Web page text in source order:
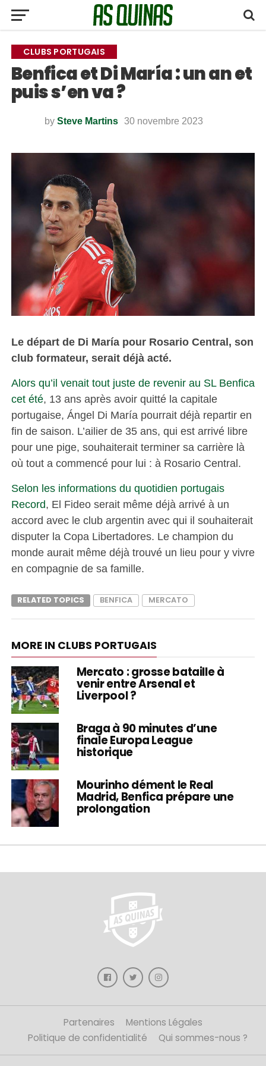
CLUBS PORTUGAIS
Benfica et Di María : un an et
puis s’en va ?
by Steve Martins 30 novembre 2023
Le départ de Di María pour Rosario Central, son
club formateur, serait déjà acté.
Alors qu’il venait tout juste de revenir au SL Benfica
cet été, 13 ans après avoir quitté la capitale
portugaise, Ángel Di María pourrait déjà repartir en
fin de saison. L’ailier de 35 ans, qui est arrivé libre
pour une pige, souhaiterait terminer sa carrière là
où tout a commencé pour lui : à Rosario Central.
Selon les informations du quotidien portugais
Record, El Fideo serait même déjà arrivé à un
accord avec le club argentin avec qui il souhaiterait
disputer la Copa Libertadores. Le champion du
monde aurait même déjà trouvé un lieu pour y vivre
en compagnie de sa famille.
RELATED TOPICS BENFICA MERCATO
MORE IN CLUBS PORTUGAIS
Mercato : grosse bataille à
venir entre Arsenal et
Liverpool ?
Braga à 90 minutes d’une
finale Europa League
historique
Mourinho dément le Real
Madrid, Benfica prépare une
prolongation
Partenaires
Mentions Légales
Politique de confidentialité
Qui sommes-nous ?